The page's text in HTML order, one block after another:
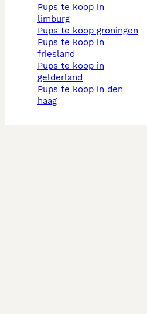
pups te koop in
limburg
pups te koop groningen
pups te koop in
friesland
pups te koop in
gelderland
pups te koop in den
haag